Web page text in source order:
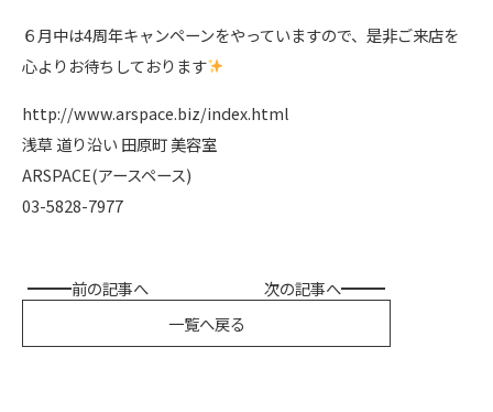
６月中は4周年キャンペーンをやっていますので、是非ご来店を
心よりお待ちしております
‭http://www.arspace.biz/index.html‬
浅草 道り沿い 田原町 美容室
ARSPACE(アースペース)
‭03-5828-7977‬
前の記事へ
一覧へ戻る
次の記事へ